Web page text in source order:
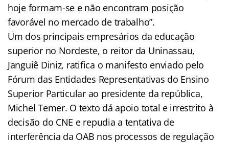
hoje formam-se e não encontram posição
favorável no mercado de trabalho”.
Um dos principais empresários da educação
superior no Nordeste, o reitor da Uninassau,
Janguiê Diniz, ratifica o manifesto enviado pelo
Fórum das Entidades Representativas do Ensino
Superior Particular ao presidente da república,
Michel Temer. O texto dá apoio total e irrestrito à
decisão do CNE e repudia a tentativa de
interferência da OAB nos processos de regulação